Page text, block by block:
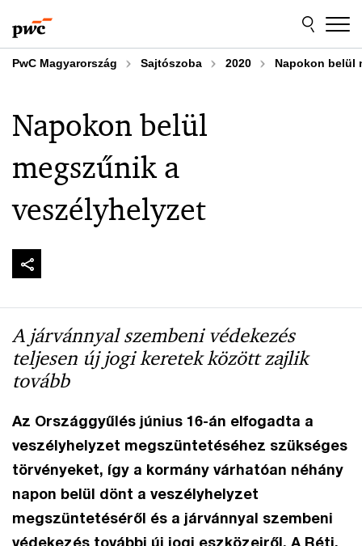
to
content
to
footer
PwC Magyarország Sajtószoba 2020 Napokon belül
Napokon belül
megszűnik a
veszélyhelyzet
A járvánnyal szembeni védekezés
teljesen új jogi keretek között zajlik
tovább
Az Országgyűlés június 16-án elfogadta a
veszélyhelyzet megszüntetéséhez szükséges
törvényeket, így a kormány várhatóan néhány
napon belül dönt a veszélyhelyzet
megszüntetéséről és a járvánnyal szembeni
védekezés további új jogi eszközeiről. A Réti,